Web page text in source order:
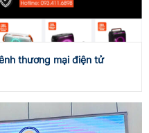
thương mại điện tử